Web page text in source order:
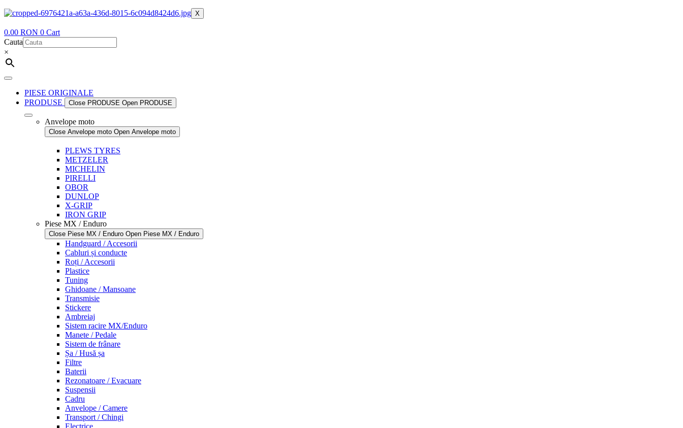
X
0.00 RON 0 Cart
Cauta
×
PIESE ORIGINALE
PRODUSE
Close PRODUSE Open PRODUSE
Anvelope moto
Close Anvelope moto Open Anvelope moto
PLEWS TYRES
METZELER
MICHELIN
PIRELLI
OBOR
DUNLOP
X-GRIP
IRON GRIP
Piese MX / Enduro
Close Piese MX / Enduro Open Piese MX / Enduro
Handguard / Accesorii
Cabluri și conducte
Roți / Accesorii
Plastice
Tuning
Ghidoane / Mansoane
Transmisie
Stickere
Ambreiaj
Sistem racire MX/Enduro
Manete / Pedale
Sistem de frânare
Șa / Husă șa
Filtre
Baterii
Rezonatoare / Evacuare
Suspensii
Cadru
Anvelope / Camere
Transport / Chingi
Electrice